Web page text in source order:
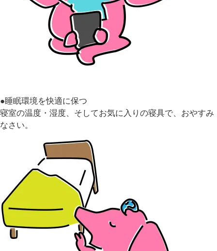
●睡眠環境を快適に保つ
寝室の温度・湿度、そしてお気に入りの寝具で、おやすみ
なさい。